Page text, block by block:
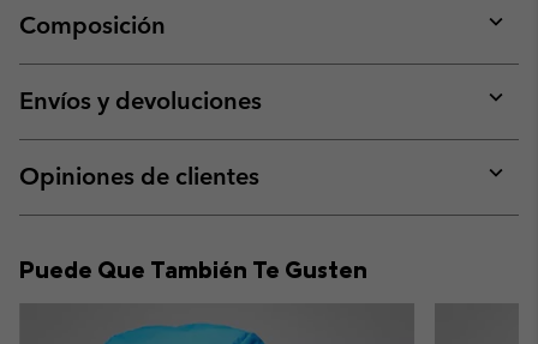
Composición
or
Envíos y devoluciones
or
Opiniones de clientes
or
Puede Que También Te Gusten